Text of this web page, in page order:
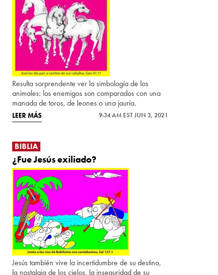
Resulta sorprendente ver la simbología de los
animales: los enemigos son comparados con una
manada de toros, de leones o una jauría.
LEER MÁS 9:34 AM EST JUN 3, 2021
BIBLIA
¿Fue Jesús exiliado?
Jesús también vive la incertidumbre de su destino,
la nostalgia de los cielos, la inseguridad de su